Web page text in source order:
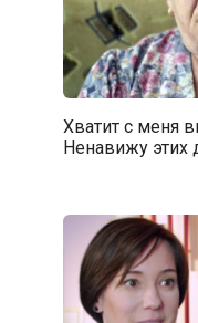
Хватит с меня
Ненавижу этих